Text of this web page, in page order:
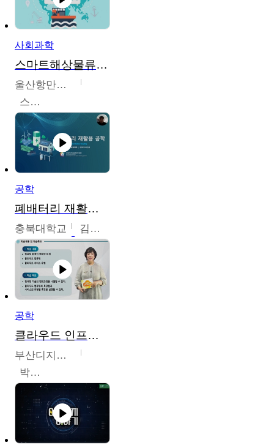
사회과학
스마트해상물류관리사 교육과정2
울산항만공사
스마트해상물류관리사 교육위원회
공학
폐배터리 재활용 공학
충북대학교 김영재,최진섭,한성수,한요셉,윤문수,박유세,강동우,박민준,이동주,조채용
공학
클라우드 인프라 구축 및 활용
부산디지털대학교
박수현